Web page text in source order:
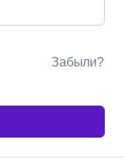
Забыли?